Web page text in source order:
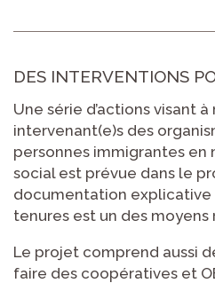
DES INTERVENTIONS
Une série d’actions visant
intervenant(e)s des
personnes immigrantes
social est prévue dans le
documentation explicative
tenures est un des moyens
Le projet comprend aussi
faire des coopératives et